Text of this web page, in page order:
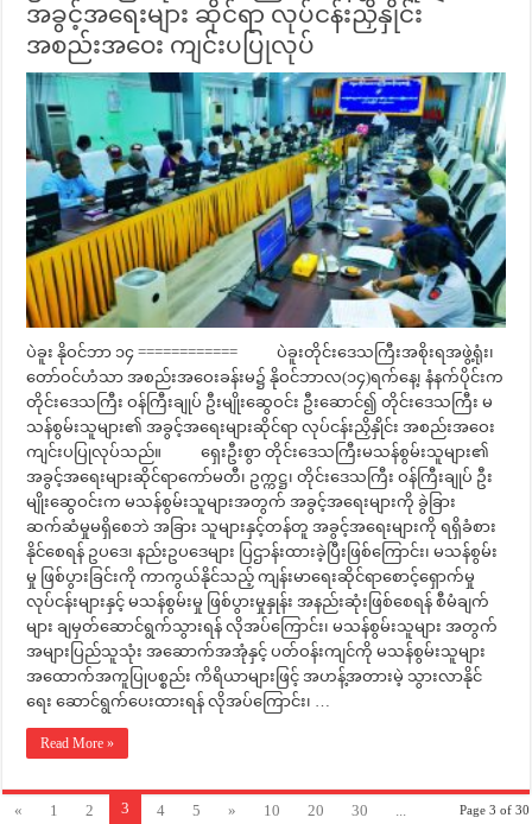
အခွင့်အရေးများ ဆိုင်ရာ လုပ်ငန်းညှိနှိုင်း
အစည်းအဝေး ကျင်းပပြုလုပ်
ပဲခူး နိုဝင်ဘာ ၁၄ ============ ပဲခူးတိုင်းဒေသကြီးအစိုးရအဖွဲ့ရုံး၊
တော်ဝင်ဟံသာ အစည်းအဝေးခန်းမ၌ နိုဝင်ဘာလ(၁၄)ရက်နေ့၊ နံနက်ပိုင်းက
တိုင်းဒေသကြီး ဝန်ကြီးချုပ် ဦးမျိုးဆွေဝင်း ဦးဆောင်၍ တိုင်းဒေသကြီး မ
သန်စွမ်းသူများ၏ အခွင့်အရေးများဆိုင်ရာ လုပ်ငန်းညှိနှိုင်း အစည်းအဝေး
ကျင်းပပြုလုပ်သည်။ ရှေးဦးစွာ တိုင်းဒေသကြီးမသန်စွမ်းသူများ၏
အခွင့်အရေးများဆိုင်ရာကော်မတီ၊ ဥက္ကဋ္ဌ၊ တိုင်းဒေသကြီး ဝန်ကြီးချုပ် ဦး
မျိုးဆွေဝင်းက မသန်စွမ်းသူများအတွက် အခွင့်အရေးများကို ခွဲခြား
ဆက်ဆံမှုမရှိစေဘဲ အခြား သူများနှင့်တန်တူ အခွင့်အရေးများကို ရရှိခံစား
နိုင်စေရန် ဥပဒေ၊ နည်းဥပဒေများ ပြဌာန်းထားခဲ့ပြီးဖြစ်ကြောင်း၊ မသန်စွမ်း
မှု ဖြစ်ပွားခြင်းကို ကာကွယ်နိုင်သည့် ကျန်းမာရေးဆိုင်ရာစောင့်ရှောက်မှု
လုပ်ငန်းများနှင့် မသန်စွမ်းမှု ဖြစ်ပွားမှုနှုန်း အနည်းဆုံးဖြစ်စေရန် စီမံချက်
များ ချမှတ်ဆောင်ရွက်သွားရန် လိုအပ်ကြောင်း၊ မသန်စွမ်းသူများ အတွက်
အများပြည်သူသုံး အဆောက်အအုံနှင့် ပတ်ဝန်းကျင်ကို မသန်စွမ်းသူများ
အထောက်အကူပြုပစ္စည်း ကိရိယာများဖြင့် အဟန့်အတားမဲ့ သွားလာနိုင်
ရေး ဆောင်ရွက်ပေးထားရန် လိုအပ်ကြောင်း၊ …
Read More »
Page 3 of 30
« 1 2 3 4 5 » 10 20 30